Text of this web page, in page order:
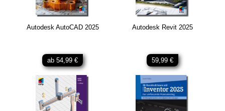
Autodesk AutoCAD 2025
ab 54,99 €
Autodesk Revit 2025
59,99 €